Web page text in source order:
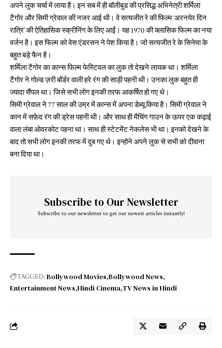
अपने लुक चर्चा में लाया है। इन सब में ही बॉलीबुड की प्रसिद्ध अभिनेत्री शर्मिला
टैगोर और सिमी ग्रेवाल की नजर आई थी। वे सत्यजीत रे की फिल्म ‘अरनयेर दिन
रात्रि’ की ऐतिहासिक स्क्रीनिंग के लिए आईं। यह 1970 की क्लासिक फिल्म का नया
वर्जन है। इस फिल्म को वेस एंडरसन ने पेश किया है। जो सत्यजीत रे के सिनेमा के
बहुत बड़े फैन है।
शर्मिला टैगोर का कान्स फिल्म फेस्टिवल का लुक तो देखने लायक था। शर्मिला
टैगोर ने गोल्ड ज़री बॉर्डर वाली हरे रंग की साड़ी पहनी थी। उनका लुक बहुत ही
ज्यादा सैंपल था। जिसे सभी लोग इनकी तरफ आकर्षित हो गए थे।
सिमी ग्रेवाल ने 77 साल की उम्र में कान्स में अपना डेब्यू किया है। सिमी ग्रेवाल ने
कान में सफ़ेद रंग की ड्रेस पहनी थी। और साथ ही मैचिंग गाउन के ऊपर एक कढ़ाई
वाला लंबा ओवरकोट पहना था। साथ ही स्टेटमेंट नेकलेस भी था। इनको देखने के
बाद तो सभी लोग इनकी तरफ में दुब गए थे। इन्होने अपने लुक से सभी को दीवाना
बना दिया था।
Subscribe to Our Newsletter
Subscribe to our newsletter to get our newest articles instantly!
TAGGED:Bollywood Movies Bollywood News
Entertainment News Hindi Cinema TV News in Hindi